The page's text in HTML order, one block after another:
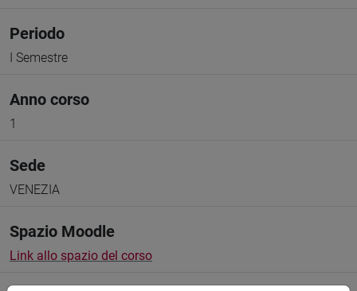
Periodo
I Semestre
Anno corso
1
Sede
VENEZIA
Spazio Moodle
Link allo spazio del corso